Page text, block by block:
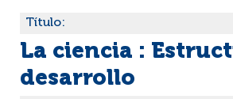
Título:
La ciencia :
desarrollo